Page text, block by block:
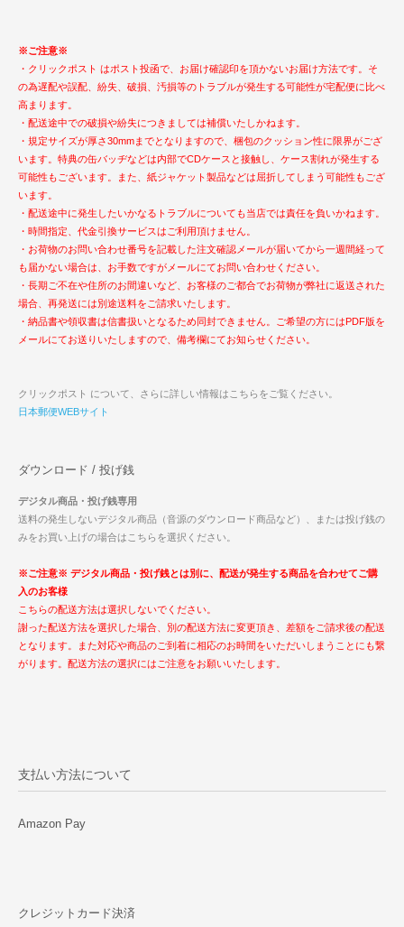
※ご注意※
・クリックポスト はポスト投函で、お届け確認印を頂かないお届け方法です。そ
の為遅配や誤配、紛失、破損、汚損等のトラブルが発生する可能性が宅配便に比べ
高まります。
・配送途中での破損や紛失につきましては補償いたしかねます。
・規定サイズが厚さ30mmまでとなりますので、梱包のクッション性に限界がござ
います。特典の缶バッヂなどは内部でCDケースと接触し、ケース割れが発生する
可能性もございます。また、紙ジャケット製品などは屈折してしまう可能性もござ
います。
・配送途中に発生したいかなるトラブルについても当店では責任を負いかねます。
・時間指定、代金引換サービスはご利用頂けません。
・お荷物のお問い合わせ番号を記載した注文確認メールが届いてから一週間経って
も届かない場合は、お手数ですがメールにてお問い合わせください。
・長期ご不在や住所のお間違いなど、お客様のご都合でお荷物が弊社に返送された
場合、再発送には別途送料をご請求いたします。
・納品書や領収書は信書扱いとなるため同封できません。ご希望の方にはPDF版を
メールにてお送りいたしますので、備考欄にてお知らせください。
クリックポスト について、さらに詳しい情報はこちらをご覧ください。
日本郵便WEBサイト
ダウンロード / 投げ銭
デジタル商品・投げ銭専用
送料の発生しないデジタル商品（音源のダウンロード商品など）、または投げ銭の
みをお買い上げの場合はこちらを選択ください。
※ご注意※ デジタル商品・投げ銭とは別に、配送が発生する商品を合わせてご購
入のお客様
こちらの配送方法は選択しないでください。
謝った配送方法を選択した場合、別の配送方法に変更頂き、差額をご請求後の配送
となります。また対応や商品のご到着に相応のお時間をいただいしまうことにも繋
がります。配送方法の選択にはご注意をお願いいたします。
支払い方法について
Amazon Pay
クレジットカード決済